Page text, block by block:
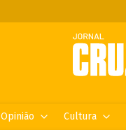
Opinião Cultura